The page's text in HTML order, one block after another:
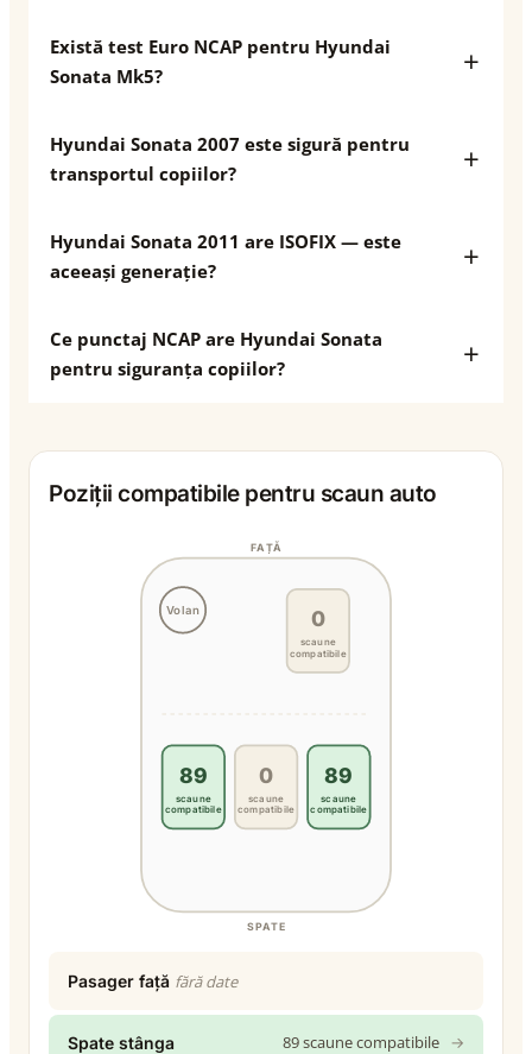
Există test Euro NCAP pentru Hyundai
Sonata Mk5?
Hyundai Sonata 2007 este sigură pentru
transportul copiilor?
Hyundai Sonata 2011 are ISOFIX — este
aceeași generație?
Ce punctaj NCAP are Hyundai Sonata
pentru siguranța copiilor?
Poziții compatibile pentru scaun auto
Volan
FAȚĂ
SPATE
0
scaune
compatibile
89
scaune
compatibile
0
scaune
compatibile
89
scaune
compatibile
Pasager față fără date
Spate stânga 89 scaune compatibile →